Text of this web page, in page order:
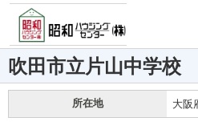
吹田市立片山中学校
所在地 大阪